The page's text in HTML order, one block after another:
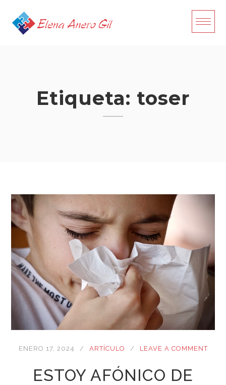
content
Etiqueta: toser
ENERO 17, 2024 ARTÍCULO LEAVE A COMMENT
ESTOY AFÓNICO DE